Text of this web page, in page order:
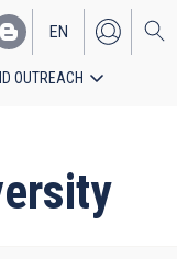
EN
ES
OUTREACH